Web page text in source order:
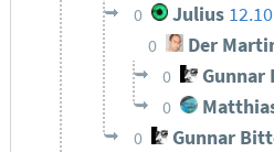
0 Julius
0 Der
0 Gunnar
0
0 Gunnar